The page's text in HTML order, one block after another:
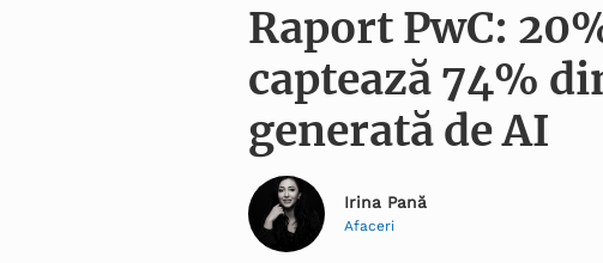
Raport PwC:
captează 74%
generată de AI
Irina Pană
Afaceri